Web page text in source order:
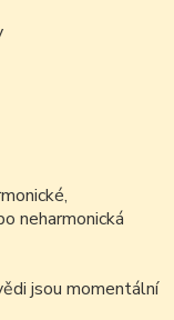
neharmonická
jsou momentální